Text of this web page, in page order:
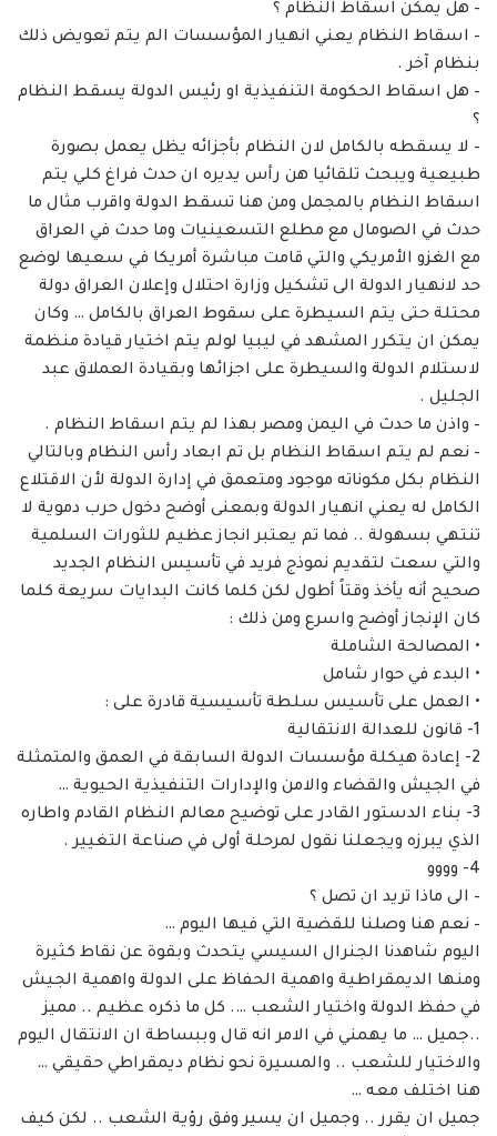
– هل يمكن اسقاط النظام ؟
– اسقاط النظام يعني انهيار المؤسسات الم يتم تعويض ذلك
بنظام آخر .
– هل اسقاط الحكومة التنفيذية او رئيس الدولة يسقط النظام
؟
– لا يسقطه بالكامل لان النظام بأجزائه يظل يعمل بصورة
طبيعية ويبحث تلقائيا هن رأس يديره ان حدث فراغ كلي يتم
اسقاط النظام بالمجمل ومن هنا تسقط الدولة واقرب مثال ما
حدث في الصومال مع مطلع التسعينيات وما حدث في العراق
مع الغزو الأمريكي والتي قامت مباشرة أمريكا في سعيها لوضع
حد لانهيار الدولة الى تشكيل وزارة احتلال وإعلان العراق دولة
محتلة حتى يتم السيطرة على سقوط العراق بالكامل … وكان
يمكن ان يتكرر المشهد في ليبيا لولم يتم اختيار قيادة منظمة
لاستلام الدولة والسيطرة على اجزائها وبقيادة العملاق عبد
الجليل .
– واذن ما حدث في اليمن ومصر بهذا لم يتم اسقاط النظام .
– نعم لم يتم اسقاط النظام بل تم ابعاد رأس النظام وبالتالي
النظام بكل مكوناته موجود ومتعمق في إدارة الدولة لأن الاقتلاع
الكامل له يعني انهيار الدولة وبمعنى أوضح دخول حرب دموية لا
تنتهي بسهولة .. فما تم يعتبر انجاز عظيم للثورات السلمية
والتي سعت لتقديم نموذج فريد في تأسيس النظام الجديد
صحيح أنه يأخذ وقتاً أطول لكن كلما كانت البدايات سريعة كلما
كان الإنجاز أوضح واسرع ومن ذلك :
• المصالحة الشاملة
• البدء في حوار شامل
• العمل على تأسيس سلطة تأسيسية قادرة على :
1- قانون للعدالة الانتقالية
2- إعادة هيكلة مؤسسات الدولة السابقة في العمق والمتمثلة
في الجيش والقضاء والامن والإدارات التنفيذية الحيوية …
3- بناء الدستور القادر على توضيح معالم النظام القادم واطاره
الذي يبرزه ويجعلنا نقول لمرحلة أولى في صناعة التغيير .
4- وووو
– الى ماذا تريد ان تصل ؟
– نعم هنا وصلنا للقضية التي فيها اليوم …
اليوم شاهدنا الجنرال السيسي يتحدث وبقوة عن نقاط كثيرة
ومنها الديمقراطية واهمية الحفاظ على الدولة واهمية الجيش
في حفظ الدولة واختيار الشعب …. كل ما ذكره عظيم .. مميز
..جميل … ما يهمني في الامر انه قال وببساطة ان الانتقال اليوم
والاختيار للشعب .. والمسيرة نحو نظام ديمقراطي حقيقي …
هنا اختلف معه …
جميل ان يقرر .. وجميل ان يسير وفق رؤية الشعب .. لكن كيف